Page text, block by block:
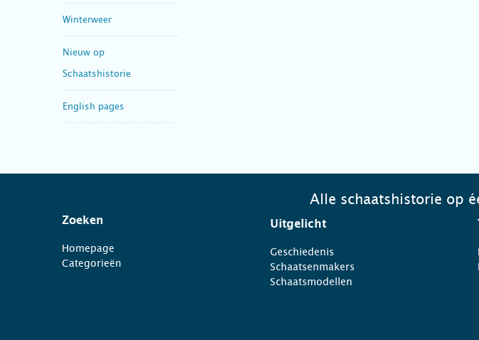
Winterweer
Nieuw op
Schaatshistorie
English pages
Alle schaatshistorie op
Zoeken
Homepage
Categorieën
Uitgelicht
Geschiedenis
Schaatsenmakers
Schaatsmodellen